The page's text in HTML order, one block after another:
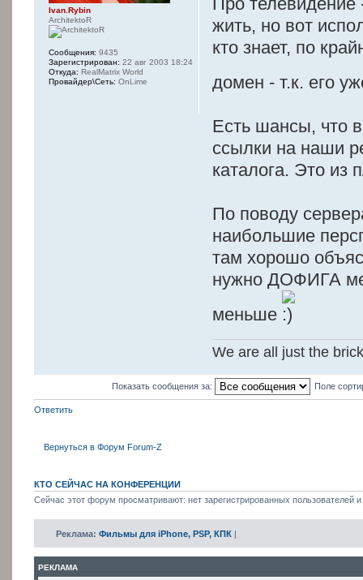
жить, но вот
кто знает, по
домен - т.к. его
Есть шансы, что
ссылки на наши
каталога. Это из
По поводу
наибольшие
там хорошо
нужно ДОФИГА
меньше
We are all just the
Ivan.Rybin
ArchitektoR
Сообщения: 9435
Зарегистрирован: 22 авг 2003 18:24
Откуда: RealMatrix World
Провайдер\Сеть: OnLime
Показать сообщения за: Поле
Ответить
Вернуться в Форум Forum-Z
КТО СЕЙЧАС НА КОНФЕРЕНЦИИ
Сейчас этот форум просматривают: нет зарегистрированных пользователей и
Реклама: Фильмы для iPhone, PSP, КПК |
РЕКЛАМА